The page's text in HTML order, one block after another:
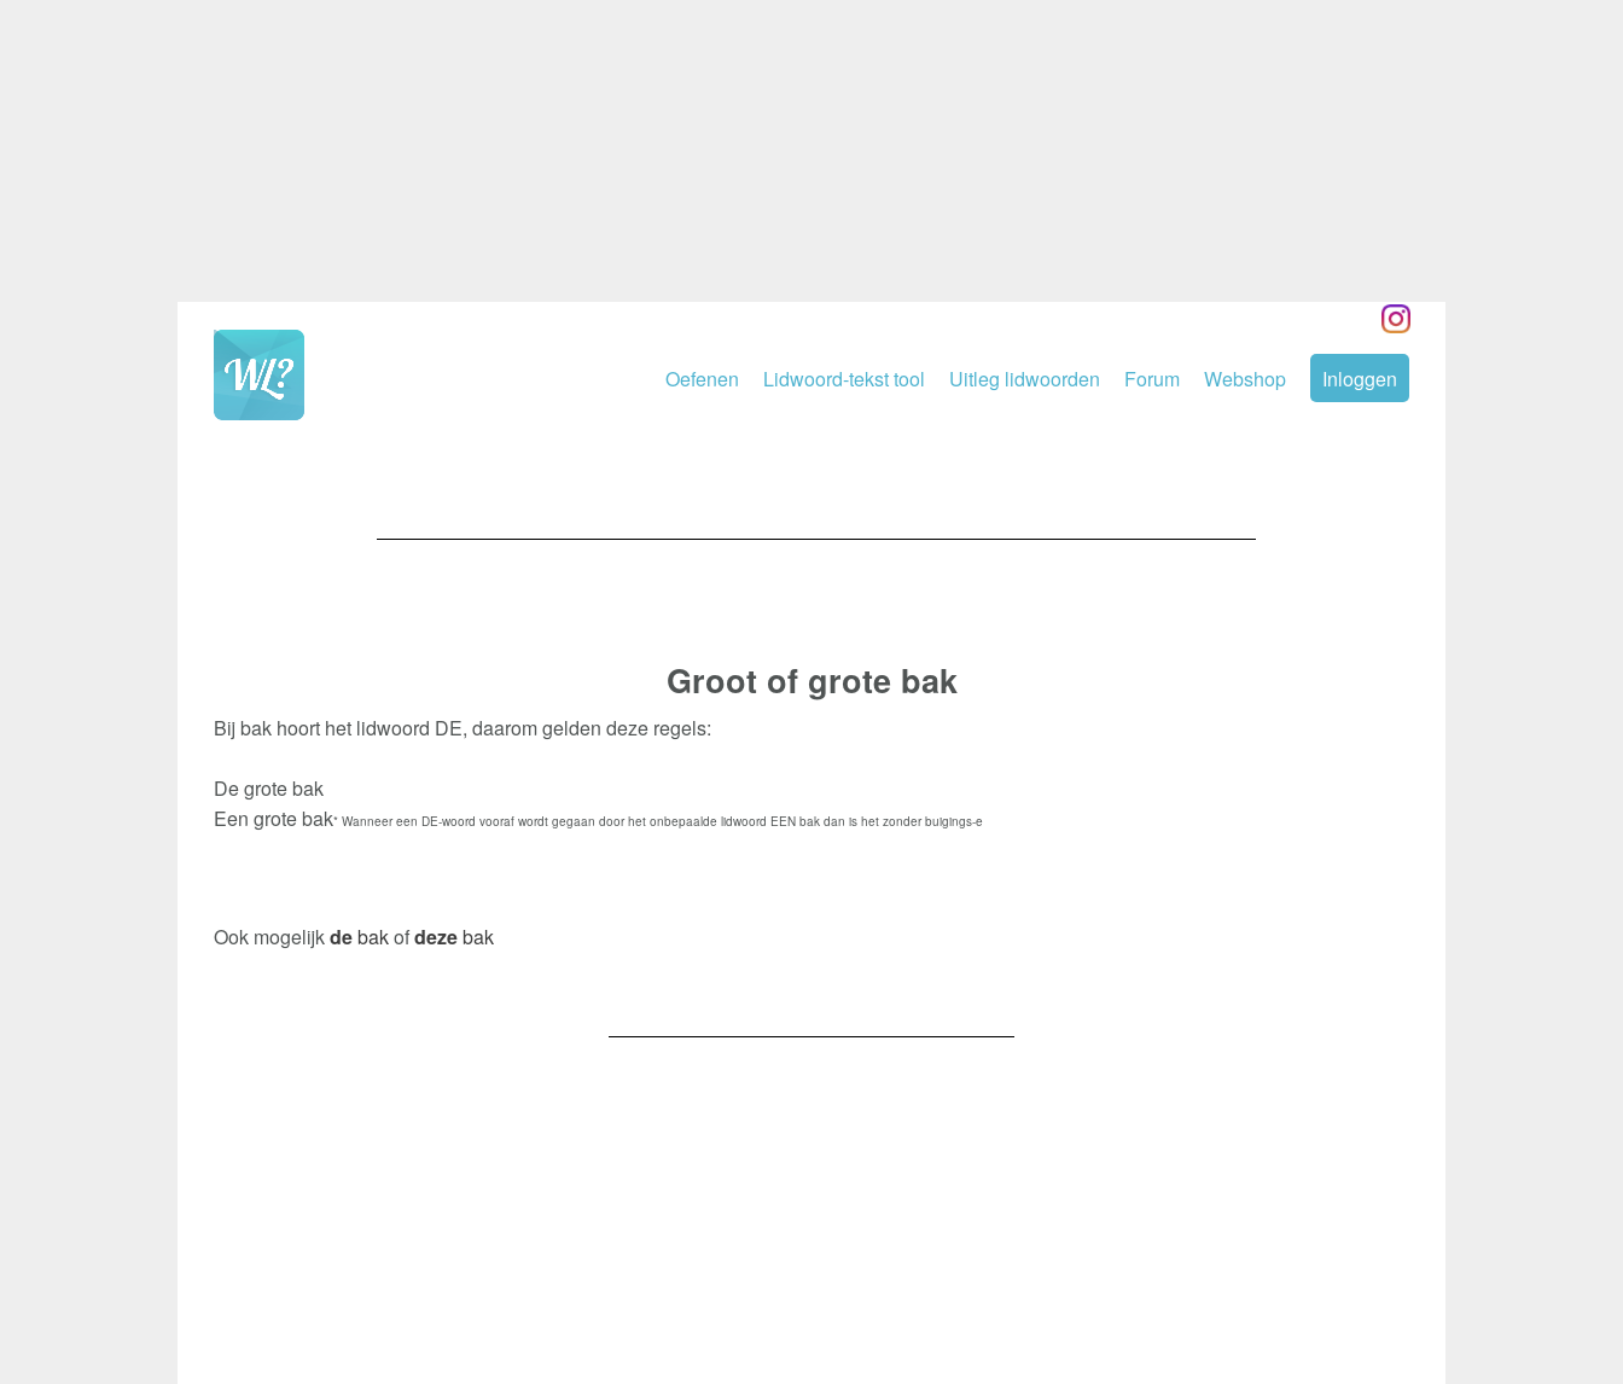
Oefenen Lidwoord-tekst tool Uitleg lidwoorden Forum Webshop Inloggen
Groot of grote bak
Bij bak hoort het lidwoord DE, daarom gelden deze regels:
De grote bak
Een grote bak* Wanneer een DE-woord vooraf wordt gegaan door het onbepaalde lidwoord EEN bak dan is het zonder buigings-e
Ook mogelijkdebakofdezebak